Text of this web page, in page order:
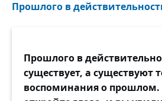
Прошлого в
Прошлого в
существует, а существуют
воспоминания о прошлом.